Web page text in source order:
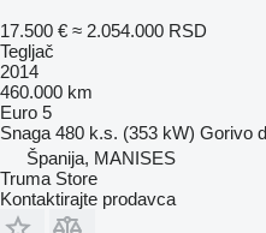
17.500 € ≈ 2.054.000 RSD
Tegljač
2014
460.000 km
Euro 5
Snaga 480 k.s. (353 kW) Gorivo
Španija, MANISES
Truma Store
Kontaktirajte prodavca